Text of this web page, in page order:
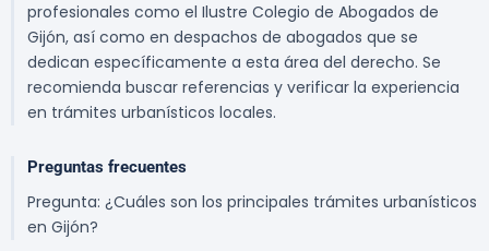
profesionales como el Ilustre Colegio de Abogados de
Gijón, así como en despachos de abogados que se
dedican específicamente a esta área del derecho. Se
recomienda buscar referencias y verificar la experiencia
en trámites urbanísticos locales.
Preguntas frecuentes
Pregunta: ¿Cuáles son los principales trámites urbanísticos
en Gijón?